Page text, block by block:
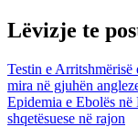
Lëvizje te
Testin e Arritshmërisë
mira në gjuhën
Epidemia e Ebolës
shqetësuese në rajon